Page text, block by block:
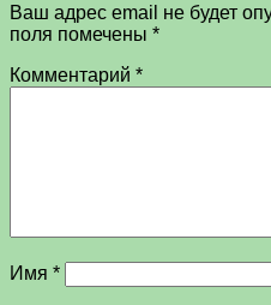
Ваш адрес email не будет
поля помечены *
Комментарий *
Имя *